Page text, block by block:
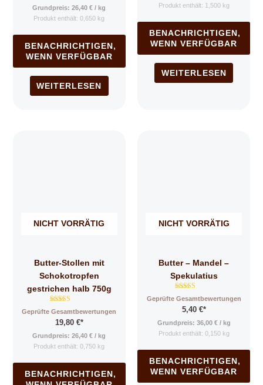
Grundpreis:26,40€ / kg
Produkt enthält: 0,650 kg
BENACHRICHTIGEN,
WENN VERFÜGBAR
WEITERLESEN
Produkt enthält: 1,500 kg
BENACHRICHTIGEN,
WENN VERFÜGBAR
WEITERLESEN
NICHT VORRÄTIG
Butter-Stollen mit
Schokotropfen
gestrichen halb 750g
Bewertet mit
4.71
von 5
Geprüfte Gesamtbewertungen
19,80 €*
Grundpreis:26,40€ / kg
Produkt enthält: 0,750 kg
BENACHRICHTIGEN,
NICHT VORRÄTIG
Butter – Mandel –
Spekulatius
Bewertet mit
4.86
von 5
Geprüfte Gesamtbewertungen
5,40 €*
Grundpreis: 36,00 €/ kg
Produkt enthält: 0,150 kg
BENACHRICHTIGEN,
WENN VERFÜGBAR